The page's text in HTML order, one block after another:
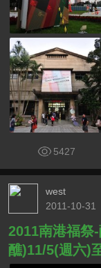
5427
west
2011-10-31
2011南港福祭
醮)11/5(週六)